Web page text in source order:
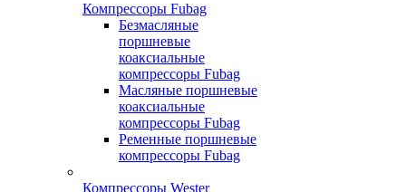
Компрессоры Fubag
Безмасляные
поршневые
коаксиальные
компрессоры Fubag
Масляные поршневые
коаксиальные
компрессоры Fubag
Ременные поршневые
компрессоры Fubag
Компрессоры Wester